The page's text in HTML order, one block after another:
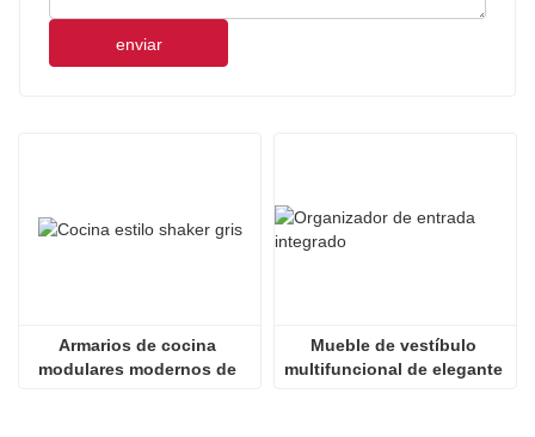
enviar
Armarios de cocina
modulares modernos de
Mueble de vestíbulo
multifuncional de elegante